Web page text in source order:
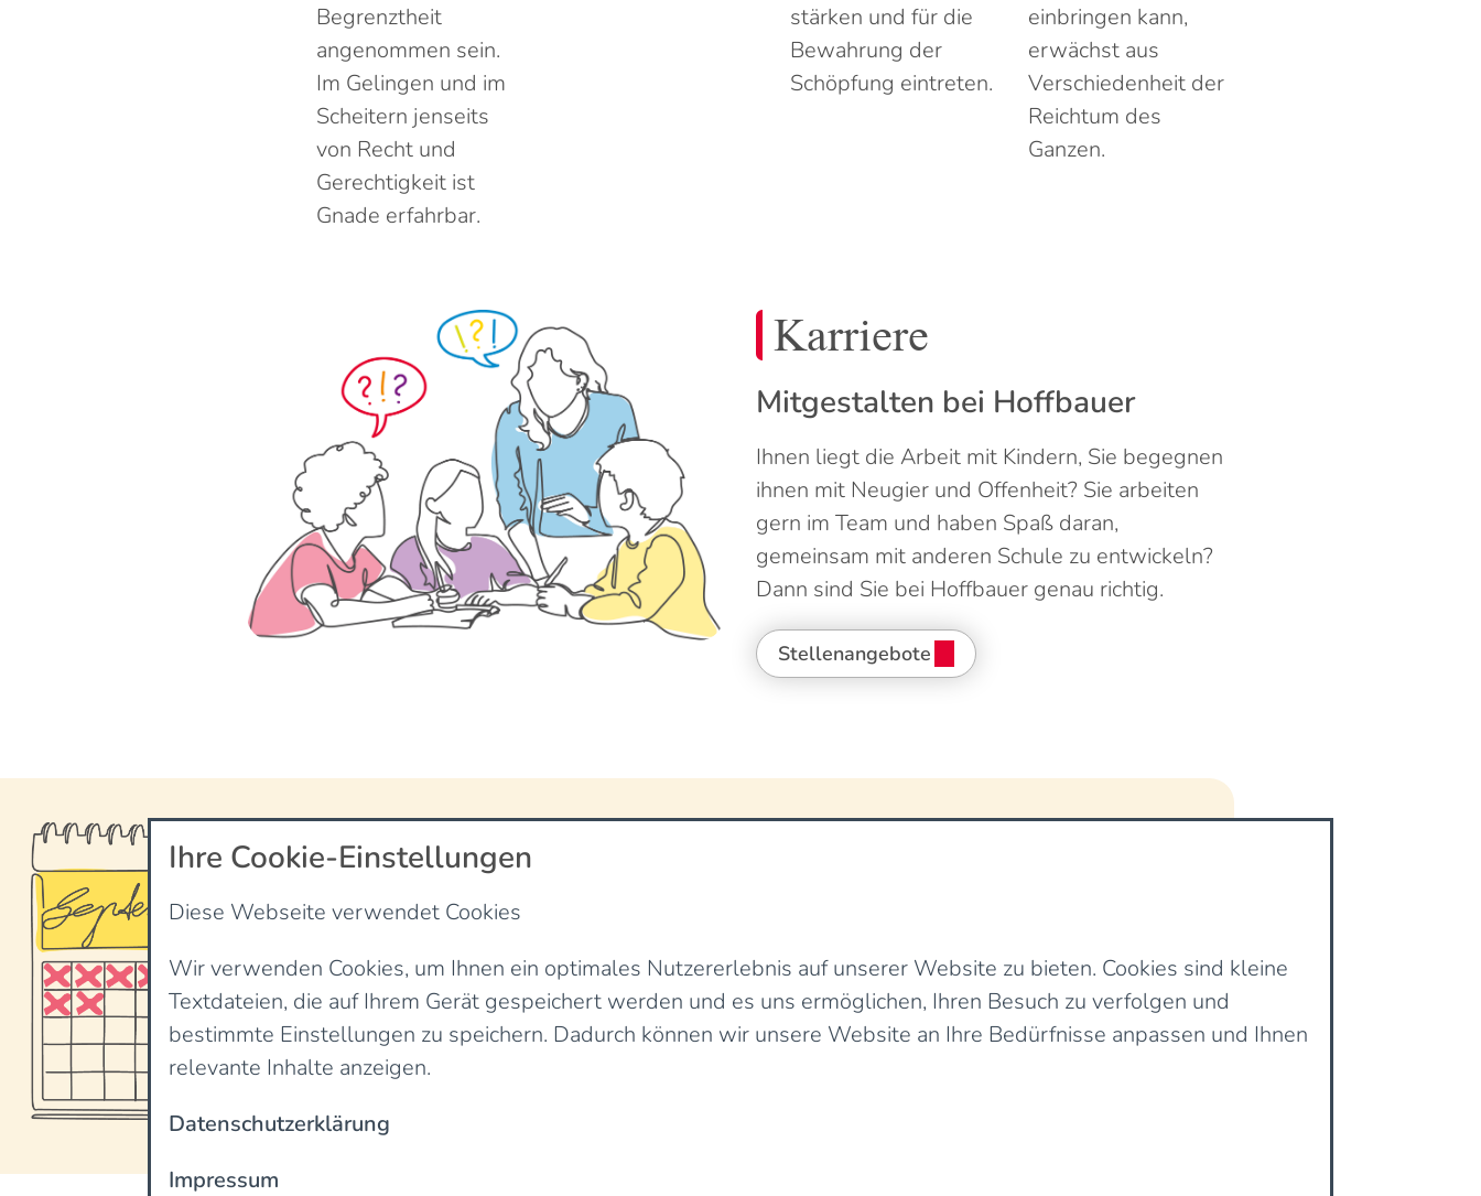
Begrenztheit
angenommen sein.
Im Gelingen und im
Scheitern jenseits
von Recht und
Gerechtigkeit ist
Gnade erfahrbar.
stärken und für die
Bewahrung der
Schöpfung eintreten.
einbringen kann,
erwächst aus
Verschiedenheit der
Reichtum des
Ganzen.
Karriere
Mitgestalten bei Hoffbauer
Ihnen liegt die Arbeit mit Kindern, Sie begegnen
ihnen mit Neugier und Offenheit? Sie arbeiten
gern im Team und haben Spaß daran,
gemeinsam mit anderen Schule zu entwickeln?
Dann sind Sie bei Hoffbauer genau richtig.
Stellenangebote
Termine
Keine Nachrichten verfügbar.
Ihre Cookie-Einstellungen
Diese Webseite verwendet Cookies
Wir verwenden Cookies, um Ihnen ein optimales Nutzererlebnis auf unserer Website zu bieten. Cookies sind kleine
Textdateien, die auf Ihrem Gerät gespeichert werden und es uns ermöglichen, Ihren Besuch zu verfolgen und
bestimmte Einstellungen zu speichern. Dadurch können wir unsere Website an Ihre Bedürfnisse anpassen und Ihnen
relevante Inhalte anzeigen.
Datenschutzerklärung
Impressum